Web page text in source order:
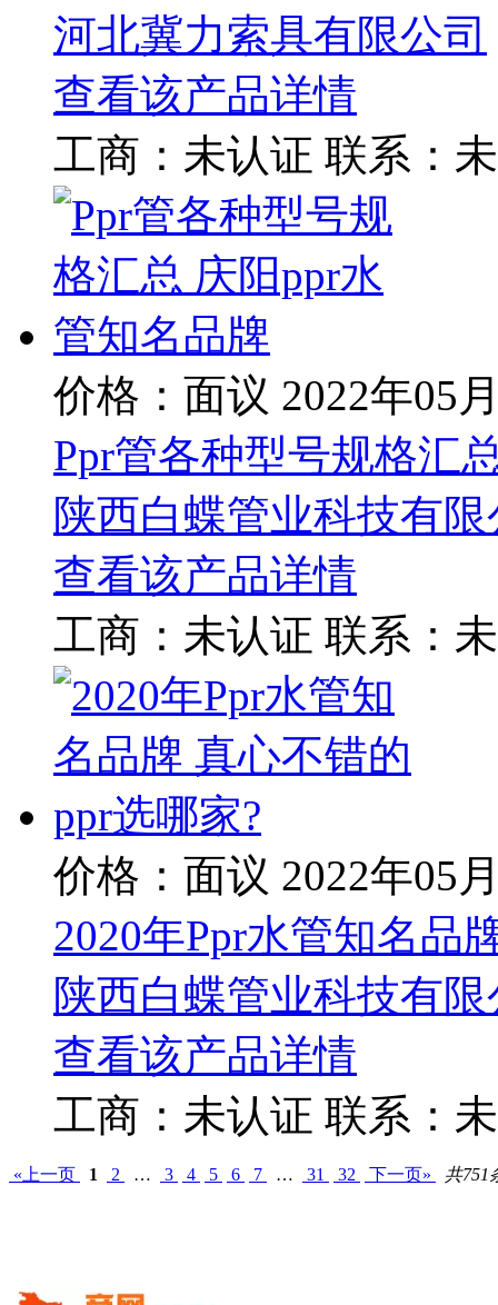
河北冀力索具有限公司
查看该产品详情
工商： 未认证 联系：
价格：面议 2022年05
Ppr管各种型号规格汇
陕西白蝶管业科技有
查看该产品详情
工商： 未认证 联系：
价格：面议 2022年05
2020年Ppr水管知名品
陕西白蝶管业科技有
查看该产品详情
工商： 未认证 联系：
«上一页 1 2 … 3 4 5 6 7 … 31 32 下一页» 共751